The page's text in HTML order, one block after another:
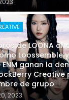
de LOONA
Loossemble
ENM ganan la
Creative
de grupo
2023